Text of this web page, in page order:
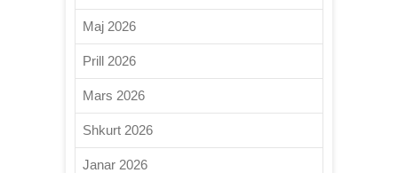
Maj 2026
Prill 2026
Mars 2026
Shkurt 2026
Janar 2026